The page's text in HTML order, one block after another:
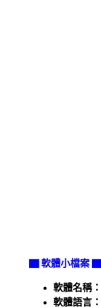
▇ 軟體小檔案 ▇
軟體名稱：
軟體語言：